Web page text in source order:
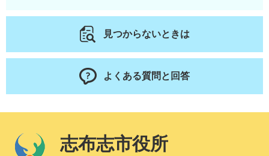
見つからないときは
よくある質問と回答
志布志市役所